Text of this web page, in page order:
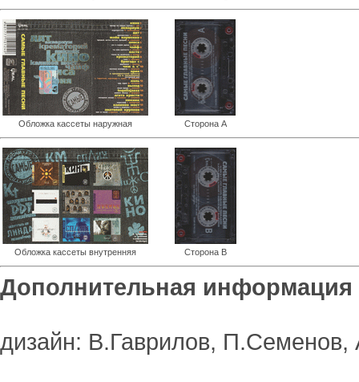
Обложка кассеты наружная Сторона А
Обложка кассеты внутренняя Сторона В
Дополнительная информация
дизайн: В.Гаврилов, П.Семенов,